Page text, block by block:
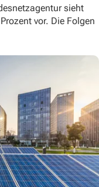
sieht
vor. Die Folgen